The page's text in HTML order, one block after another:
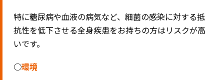
特に糖尿病や血液の病気など、細菌の感染に対する抵
抗性を低下させる全身疾患をお持ちの方はリスクが高
いです。
○環境